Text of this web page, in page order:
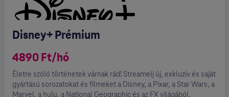
Disney+ Prémium
4890 Ft/hó
Életre szóló történetek várnak rád! Streamelj új, exkluzív és saját
gyártású sorozatokat és filmeket a Disney, a Pixar, a Star Wars, a
Marvel, a hulu, a National Geographic és az FX világából.